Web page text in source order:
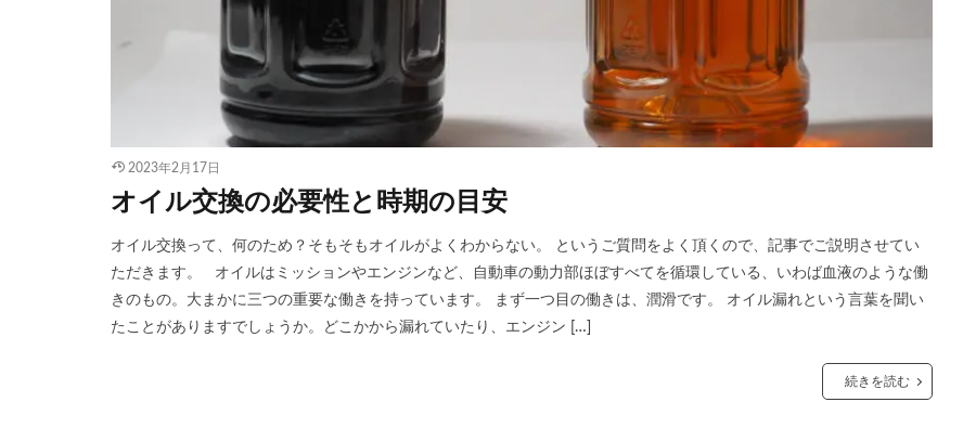
2023年2月17日
オイル交換の必要性と時期の目安
オイル交換って、何のため？そもそもオイルがよくわからない。 というご質問をよく頂くので、記事でご説明させてい
ただきます。 オイルはミッションやエンジンなど、自動車の動力部ほぼすべてを循環している、いわば血液のような働
きのもの。大まかに三つの重要な働きを持っています。 まず一つ目の働きは、潤滑です。 オイル漏れという言葉を聞い
たことがありますでしょうか。どこかから漏れていたり、エンジン […]
続きを読む